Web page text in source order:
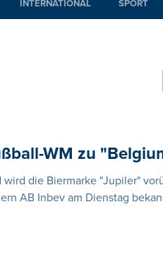
INTERNATIONAL SPORT
WM zu
wird die Biermarke "Jupiler"
AB Inbev am Dienstag